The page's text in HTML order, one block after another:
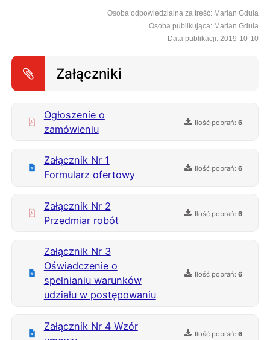
Osoba odpowiedzialna za treść: Marian Gdula
Osoba publikująca: Marian Gdula
Data publikacji: 2019-10-10
Załączniki
Ogłoszenie o
zamówieniu
Ilość pobrań:6
Załącznik Nr 1
Formularz ofertowy
Ilość pobrań:6
Załącznik Nr 2
Przedmiar robót
Ilość pobrań:6
Załącznik Nr 3
Oświadczenie o
spełnianiu warunków
udziału w postępowaniu
Ilość pobrań:6
Załącznik Nr 4 Wzór
Ilość pobrań:6